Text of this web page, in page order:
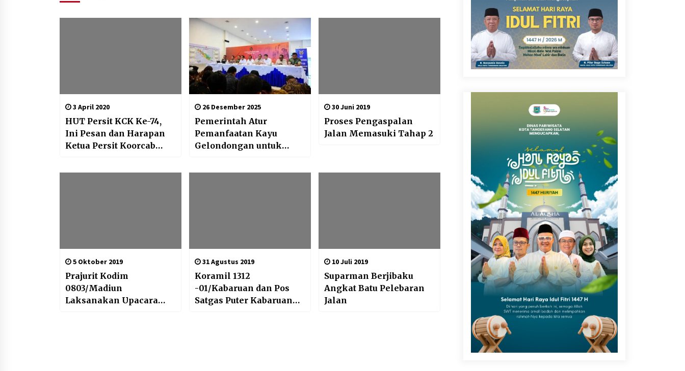
3 April 2020
HUT Persit KCK Ke-74,
Ini Pesan dan Harapan
Ketua Persit Koorcab
26 Desember 2025
Pemerintah Atur
Pemanfaatan Kayu
Gelondongan untuk
Pascabencana
30 Juni 2019
Proses Pengaspalan
Jalan Memasuki Tahap 2
5 Oktober 2019
Prajurit Kodim
0803/Madiun
Laksanakan Upacara
31 Agustus 2019
Koramil 1312
-01/Kabaruan dan Pos
Satgas Puter Kabaruan
10 Juli 2019
Suparman Berjibaku
Angkat Batu Pelebaran
Jalan